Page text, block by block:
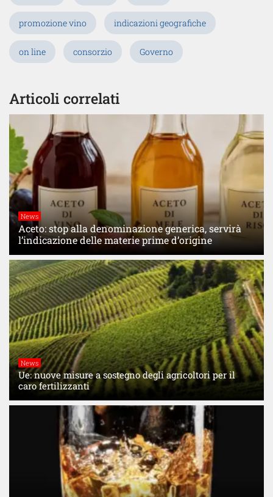
promozione vino indicazioni geografiche
on line consorzio Governo
Articoli correlati
News
Aceto: stop alla denominazione generica, servirà
l’indicazione delle materie prime d’origine
News
Ue: nuove misure a sostegno degli agricoltori per il
caro fertilizzanti